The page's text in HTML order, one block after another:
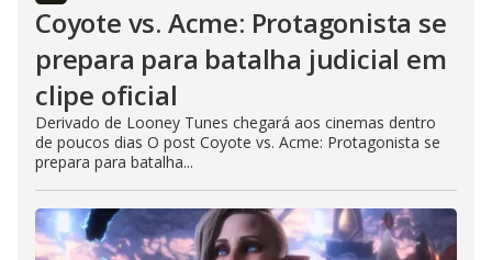
Coyote vs. Acme: Protagonista se
prepara para batalha judicial em
clipe oficial
Derivado de Looney Tunes chegará aos cinemas dentro
de poucos dias O post Coyote vs. Acme: Protagonista se
prepara para batalha...